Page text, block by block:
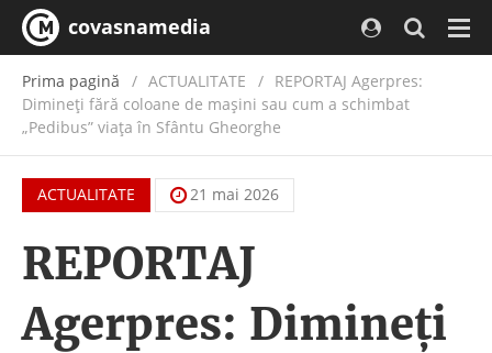
covasnamedia
Prima pagină ACTUALITATE / REPORTAJ Agerpres:
Dimineţi fără coloane de maşini sau cum a schimbat
„Pedibus” viaţa în Sfântu Gheorghe
ACTUALITATE 21 mai 2026
REPORTAJ
Agerpres: Dimineţi